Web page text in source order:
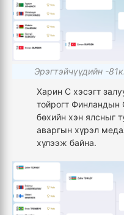
Эрэгтэйчүүдийн -
Харин С хэсэгт
тойрогт Финландын
бөхийн хэн ялсныг
аваргын хүрэл
хүлээж байна.